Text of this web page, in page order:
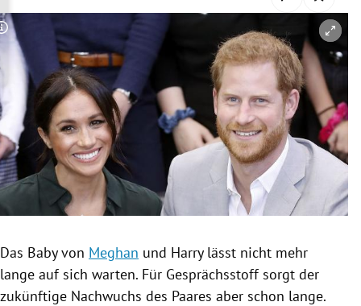
Untermenü
Untermenü
Untermenü
Untermenü
Untermenü
Untermenü
Untermenü
Copyright-Hinweis öffnen/schließen
Das Baby von Meghan und Harrylässt nicht mehr
lange auf sich warten. Für Gesprächsstoff sorgt der
zukünftige Nachwuchs des Paares aber schon lange.